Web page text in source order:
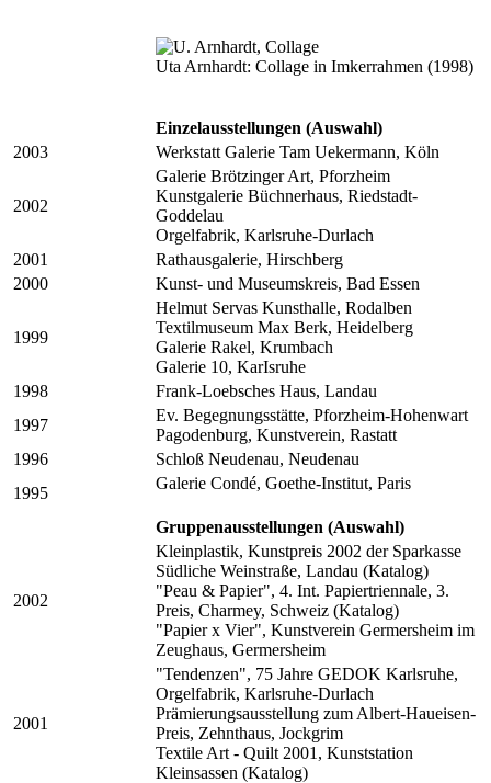
Uta Arnhardt: Collage in Imkerrahmen (1998)
Einzelausstellungen (Auswahl)
2003
Werkstatt Galerie Tam Uekermann, Köln
2002
Galerie Brötzinger Art, Pforzheim
Kunstgalerie Büchnerhaus, Riedstadt-
Goddelau
Orgelfabrik, Karlsruhe-Durlach
2001
Rathausgalerie, Hirschberg
2000
Kunst- und Museumskreis, Bad Essen
1999
Helmut Servas Kunsthalle, Rodalben
Textilmuseum Max Berk, Heidelberg
Galerie Rakel, Krumbach
Galerie 10, KarIsruhe
1998
Frank-Loebsches Haus, Landau
1997
Ev. Begegnungsstätte, Pforzheim-Hohenwart
Pagodenburg, Kunstverein, Rastatt
1996
Schloß Neudenau, Neudenau
1995
Galerie Condé, Goethe-Institut, Paris
Gruppenausstellungen (Auswahl)
2002
Kleinplastik, Kunstpreis 2002 der Sparkasse
Südliche Weinstraße, Landau (Katalog)
"Peau & Papier", 4. Int. Papiertriennale, 3.
Preis, Charmey, Schweiz (Katalog)
"Papier x Vier", Kunstverein Germersheim im
Zeughaus, Germersheim
2001
"Tendenzen", 75 Jahre GEDOK Karlsruhe,
Orgelfabrik, Karlsruhe-Durlach
Prämierungsausstellung zum Albert-Haueisen-
Preis, Zehnthaus, Jockgrim
Textile Art - Quilt 2001, Kunststation
Kleinsassen (Katalog)